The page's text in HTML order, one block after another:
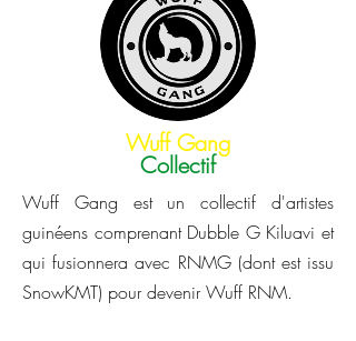
Wuff Gang
Collectif
Wuff Gang est un collectif d'artistes
guinéens comprenant Dubble G Kiluavi et
qui fusionnera avec RNMG (dont est issu
SnowKMT) pour devenir Wuff RNM.